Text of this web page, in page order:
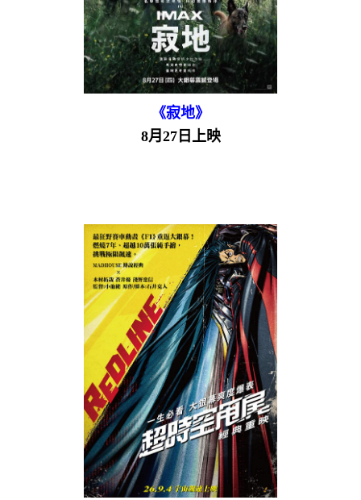
《寂地》
8月27日上映